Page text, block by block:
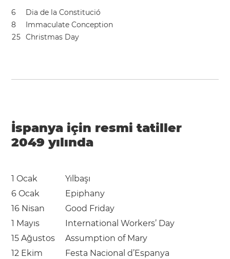
6
Dia de la Constitució
8
Immaculate Conception
25 Christmas Day
İspanya için resmi tatiller
2049 yılında
1 Ocak
Yılbaşı
6 Ocak
Epiphany
16 Nisan
Good Friday
1 Mayıs
International Workers’ Day
15 Ağustos
Assumption of Mary
12 Ekim
Festa Nacional d’Espanya